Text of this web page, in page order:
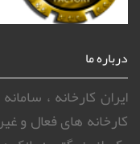
درباره ما
ایران کارخانه ،
کارخانه های فعال و